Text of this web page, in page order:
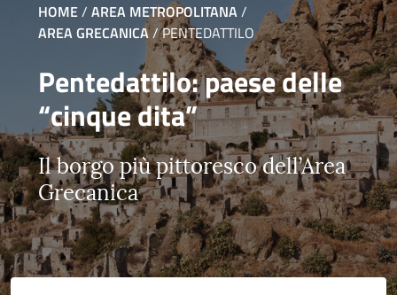
HOME/ AREA METROPOLITANA/
AREA GRECANICA/PENTEDATTILO
Pentedattilo: paese delle
“cinque dita”
Il borgo più pittoresco dell’Area
Grecanica